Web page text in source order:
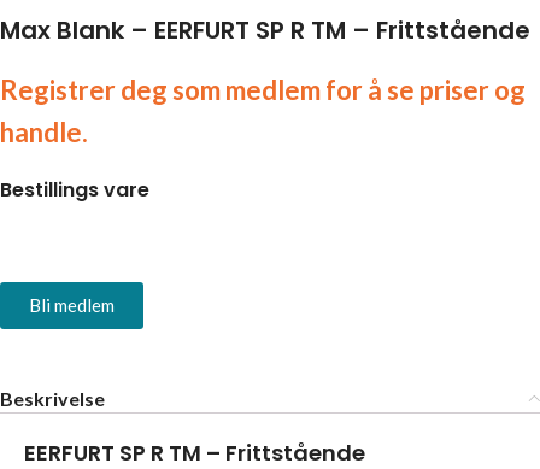
Max Blank – EERFURT SP R TM – Frittstående
Registrer deg som medlem for å se priser og
handle.
Bestillings vare
Bli medlem
Beskrivelse
EERFURT SP R TM – Frittstående